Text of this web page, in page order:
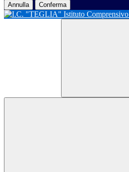
Annulla Conferma
Istituto Comprensivo